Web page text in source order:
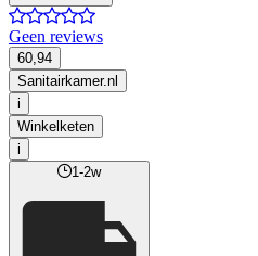
Geen reviews
60,94
Sanitairkamer.nl
i
Winkelketen
i
1-2w